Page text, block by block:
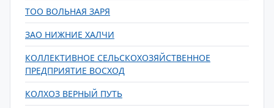
ТОО ВОЛЬНАЯ ЗАРЯ
ЗАО НИЖНИЕ ХАЛЧИ
КОЛЛЕКТИВНОЕ СЕЛЬСКОХОЗЯЙСТВЕННОЕ
ПРЕДПРИЯТИЕ ВОСХОД
КОЛХОЗ ВЕРНЫЙ ПУТЬ